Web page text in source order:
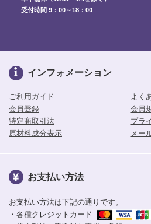
受付時間 9：00～18：00
インフォメーション
ご利用ガイド
よく
会員登録
会員
特定商取引法
プラ
原材料成分表示
メー
お支払い方法
お支払い方法は下記の通りです。
・各種クレジットカード